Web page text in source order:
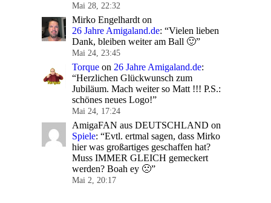
Mai 28, 22:32
Mirko Engelhardt on
26 Jahre Amigaland.de: “Vielen lieben
Dank, bleiben weiter am Ball 🙂”
Mai 24, 23:45
Torque on 26 Jahre Amigaland.de:
“Herzlichen Glückwunsch zum
Jubiläum. Mach weiter so Matt !!! P.S.:
schönes neues Logo!”
Mai 24, 17:24
AmigaFAN aus DEUTSCHLAND on
Spiele: “Evtl. ertmal sagen, dass Mirko
hier was großartiges geschaffen hat?
Muss IMMER GLEICH gemeckert
werden? Boah ey 🙁”
Mai 2, 20:17